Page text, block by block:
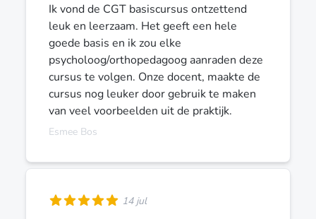
Ik vond de CGT basiscursus ontzettend
leuk en leerzaam. Het geeft een hele
goede basis en ik zou elke
psycholoog/orthopedagoog aanraden deze
cursus te volgen. Onze docent, maakte de
cursus nog leuker door gebruik te maken
van veel voorbeelden uit de praktijk.
Esmee Bos
14 jul